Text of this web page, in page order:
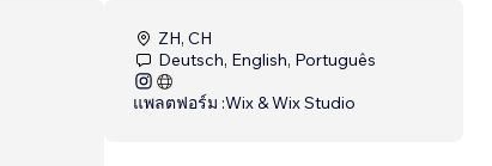
ZH, CH
Deutsch, English, Português
แพลตฟอร์ม :Wix & Wix Studio